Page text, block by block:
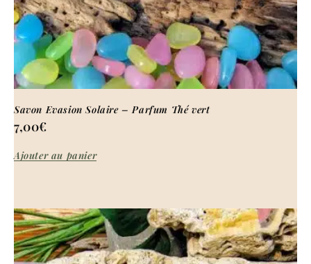
Savon Evasion Solaire – Parfum Thé vert
7,00€
Ajouter au panier